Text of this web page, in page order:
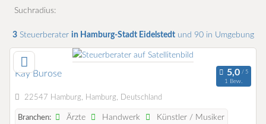
Suchradius:
3Steuerberater in Hamburg-Stadt Eidelstedtund 90 in Umgebung
Kay Burose
1 Bew.
22547 Hamburg, Hamburg, Deutschland
Branchen: Ärzte Handwerk Künstler / Musiker